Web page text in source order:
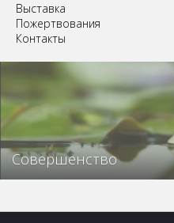
Выставка
Пожертвования
Контакты
Совершенство